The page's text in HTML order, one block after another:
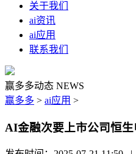
关于我们
ai资讯
ai应用
联系我们
赢多多动态 NEWS
赢多多 > ai应用 >
AI金融次要上市公司恒